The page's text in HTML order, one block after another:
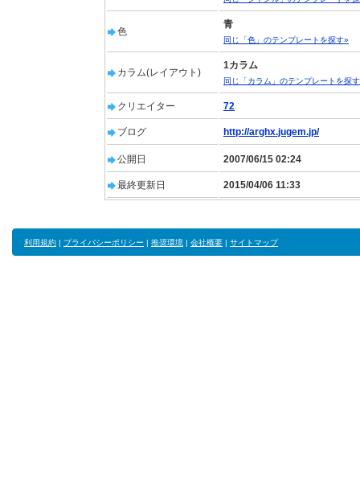
色
青
同じ「色」のテンプレートを探す»
カラム(レイアウト)
1カラム
同じ「カラム」のテンプレートを探
クリエイター 72
ブログ http://arghx.jugem.jp/
公開日 2007/06/15 02:24
最終更新日 2015/04/06 11:33
利用規約 | プライバシーポリシー | 推奨環境 | 会社概要 | サイトマップ